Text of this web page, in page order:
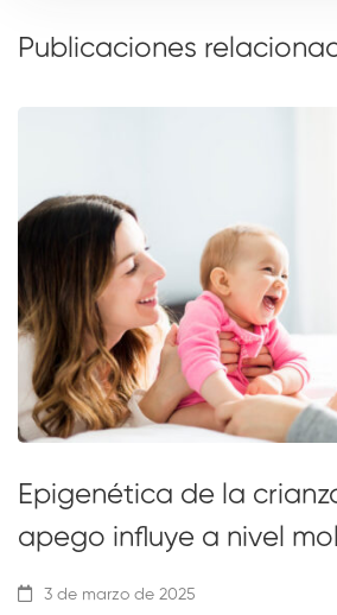
Publicaciones
Epigenética de la
apego influye a nivel
3 de marzo de 2025